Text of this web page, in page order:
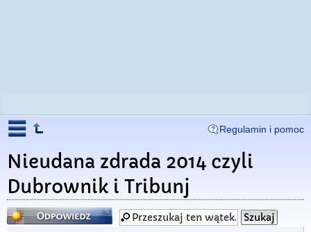
Regulamin i pomoc
Nieudana zdrada 2014 czyli
Dubrownik i Tribunj
Odpowiedz